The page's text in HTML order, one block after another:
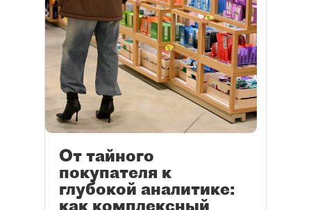
От тайного
покупателя к
глубокой аналитике:
как комплексный